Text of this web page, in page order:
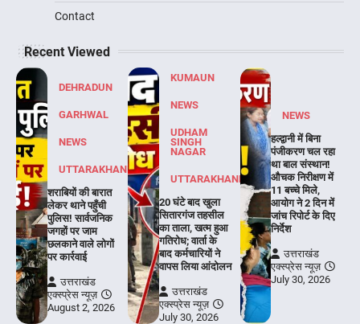
Contact
Recent Viewed
DEHRADUN
GARHWAL
NEWS
UTTARAKHAND
शराबियों की बारात
लेकर थाने पहुँची
पुलिस! सार्वजनिक
जगहों पर जाम
छलकाने वाले लोगों
पर कार्रवाई
उत्तराखंड
एक्स्प्रेस न्यूज़
August 2, 2026
KUMAUN
NEWS
UDHAM
SINGH
NAGAR
UTTARAKHAND
20 घंटे बाद खुला
सितारगंज तहसील
का ताला, खत्म हुआ
गतिरोध; वार्ता के
बाद कर्मचारियों ने
वापस लिया आंदोलन
उत्तराखंड
एक्स्प्रेस न्यूज़
July 30, 2026
NEWS
हल्द्वानी में बिना
पंजीकरण चल रहा
था बाल संस्थान!
औचक निरीक्षण में
11 बच्चे मिले,
आयोग ने 2 दिन में
जांच रिपोर्ट के दिए
निर्देश
उत्तराखंड
एक्स्प्रेस न्यूज़
July 30, 2026